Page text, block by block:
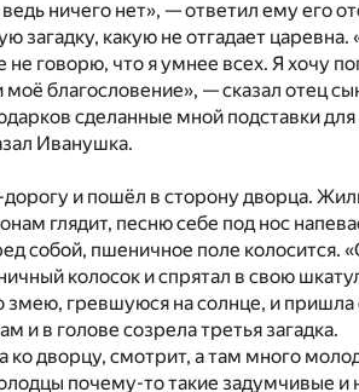
ничего нет», — ответил ему его
загадку, какую не отгадает
говорю, что я умнее всех. Я хочу
благословение», — сказал отец
сделанные мной подставки
Иванушка.
и пошёл в сторону дворца.
глядит, песню себе под нос
собой, пшеничное поле колосится.
колосок и спрятал в свою
гревшуюся на солнце, и пришла
и в голове созрела третья загадка.
дворцу, смотрит, а там много
почему-то такие задумчивые